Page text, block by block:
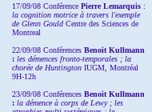
17/09/08 Conférence Pierre Lemarquis :
la cognition motrice à travers l'exemple
de Glenn Gould Centre des Sciences de
Montreal
22/09/08 Conférences Benoit Kullmann
: les démences fronto-temporales ; la
chorée de Huntington IUGM, Montréal
9H-12h
23/09/08 Conférences Benoit Kullmann
: la démence à corps de Lewy ; les